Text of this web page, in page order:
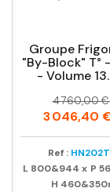
Groupe
"By-Block" T°
- Volume
Prix
Prix
habituel
4 760,00 €
3 046,40
Ref :
L 800&944 x P
H